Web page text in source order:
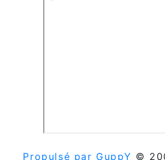
Propulsé par GuppY ©